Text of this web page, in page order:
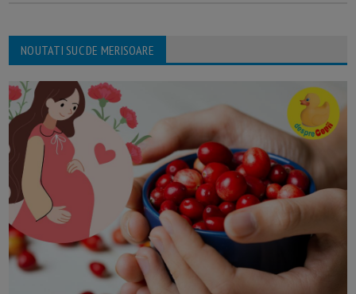
NOUTATI SUC DE MERISOARE